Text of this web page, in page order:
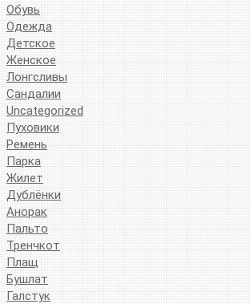
Обувь
Одежда
Детское
Женское
Лонгсливы
Сандалии
Uncategorized
Пуховики
Ремень
Парка
Жилет
Дублёнки
Анорак
Пальто
Тренчкот
Плащ
Бушлат
Галстук